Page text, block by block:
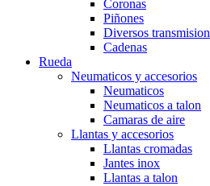
Coronas
Piñones
Diversos transmision
Cadenas
Rueda
Neumaticos y accesorios
Neumaticos
Neumaticos a talon
Camaras de aire
Llantas y accesorios
Llantas cromadas
Jantes inox
Llantas a talon